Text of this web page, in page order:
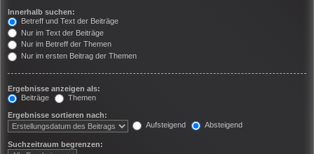
Innerhalb suchen:
Betreff und Text der Beiträge
Nur im Text der Beiträge
Nur im Betreff der Themen
Nur im ersten Beitrag der Themen
Ergebnisse anzeigen als:
Beiträge
Themen
Ergebnisse sortieren nach:
Aufsteigend
Absteigend
Suchzeitraum begrenzen: